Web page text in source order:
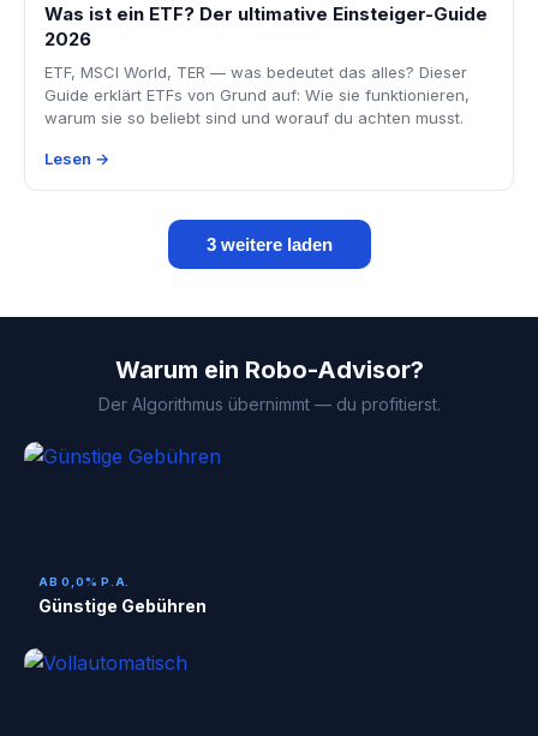
Was ist ein ETF? Der ultimative Einsteiger-Guide
2026
ETF, MSCI World, TER — was bedeutet das alles? Dieser
Guide erklärt ETFs von Grund auf: Wie sie funktionieren,
warum sie so beliebt sind und worauf du achten musst.
Lesen →
3 weitere laden
Warum ein Robo-Advisor?
Der Algorithmus übernimmt — du profitierst.
AB 0,0% P.A.
Günstige Gebühren